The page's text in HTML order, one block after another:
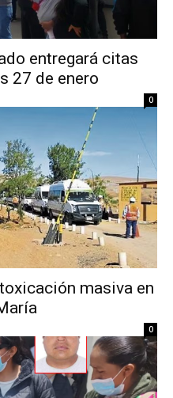
entregará citas
27 de enero
0
masiva en
0